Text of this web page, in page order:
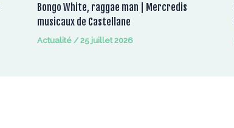
Bongo White, raggae man | Mercredis
musicaux de Castellane
Actualité/25 juillet 2026